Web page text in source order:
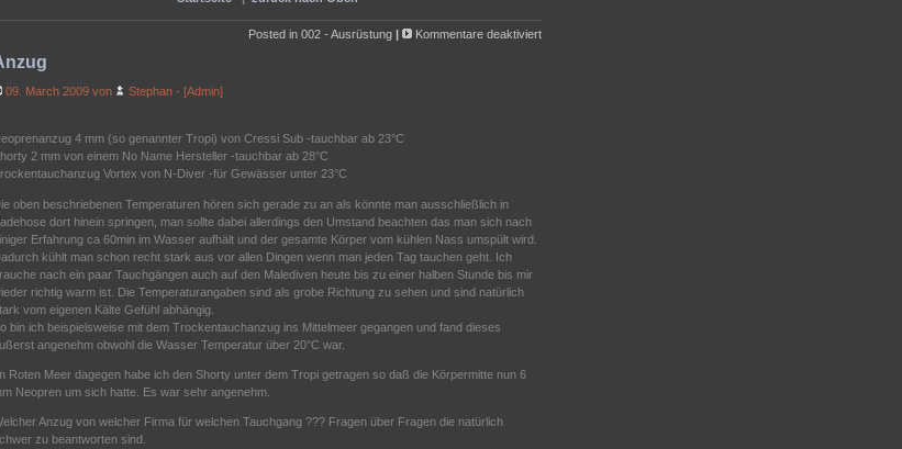
Posted in002 - Ausrüstung | Kommentare deaktiviertfür
09. March 2009 von Stephan - [Admin]
4 mm (so genannter Tropi) von Cressi Sub -tauchbar ab 23°C
2 mm von einem No Name Hersteller -tauchbar ab 28°C
Vortex von N-Diver -für Gewässer unter 23°C
oben beschriebenen Temperaturen hören sich gerade zu an als könnte man ausschließlich in
dort hinein springen, man sollte dabei allerdings den Umstand beachten das man sich nach
Erfahrung ca 60min im Wasser aufhält und der gesamte Körper vom kühlen Nass umspült wird.
kühlt man schon recht stark aus vor allen Dingen wenn man jeden Tag tauchen geht. Ich
nach ein paar Tauchgängen auch auf den Malediven heute bis zu einer halben Stunde bis mir
richtig warm ist. Die Temperaturangaben sind als grobe Richtung zu sehen und sind natürlich
vom eigenen Kälte Gefühl abhängig.
bin ich beispielsweise mit dem Trockentauchanzug ins Mittelmeer gegangen und fand dieses
angenehm obwohl die Wasser Temperatur über 20°C war.
Roten Meer dagegen habe ich den Shorty unter dem Tropi getragen so daß die Körpermitte nun 6
Neopren um sich hatte. Es war sehr angenehm.
Anzug von welcher Firma für welchen Tauchgang ??? Fragen über Fragen die natürlich
zu beantworten sind.